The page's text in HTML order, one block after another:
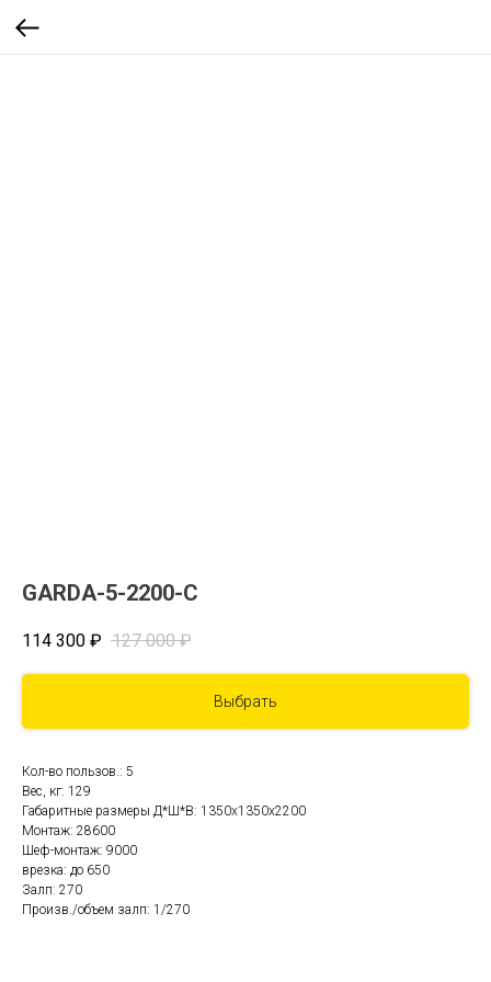
GARDA-5-2200-С
114 300 ₽ 127 000 ₽
Выбрать
Кол-во пользов.: 5
Вес, кг: 129
Габаритные размеры Д*Ш*В: 1350x1350x2200
Монтаж: 28600
Шеф-монтаж: 9000
врезка: до 650
Залп: 270
Произв./объем залп: 1/270